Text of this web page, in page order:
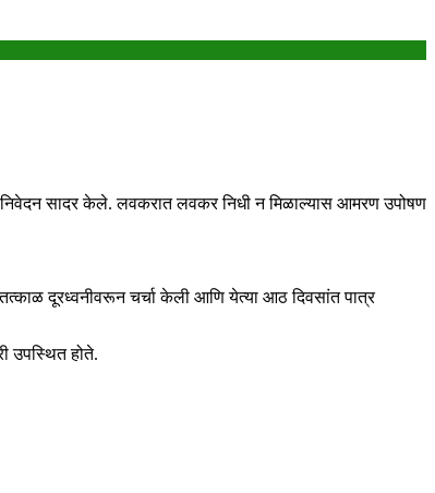
निवेदन सादर केले. लवकरात लवकर निधी न मिळाल्यास आमरण उपोषण
दूरध्वनीवरून चर्चा केली आणि येत्या आठ दिवसांत पात्र
उपस्थित होते.